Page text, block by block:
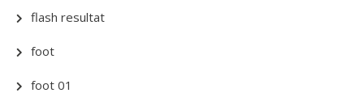
flash resultat
foot
foot 01